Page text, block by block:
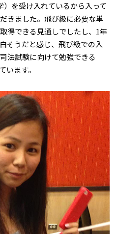
を受け入れているから入って
きました。飛び級に必要な単
得できる見通しでしたし、1年
そうだと感じ、飛び級での入
法試験に向けて勉強できる
います。